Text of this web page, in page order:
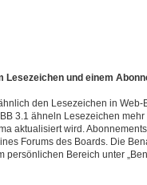
und einem
den Lesezeichen in
3.1 ähneln Lesezeichen
aktualisiert wird.
Forums des Boards. Die
persönlichen Bereich unter